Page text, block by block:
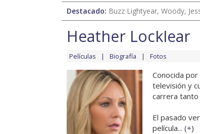
Destacado: Buzz Lightyear, Woody,
Heather Locklear
Películas Biografía Fotos
Conocida
televisión y
carrera tanto
El pasado
película... (+)